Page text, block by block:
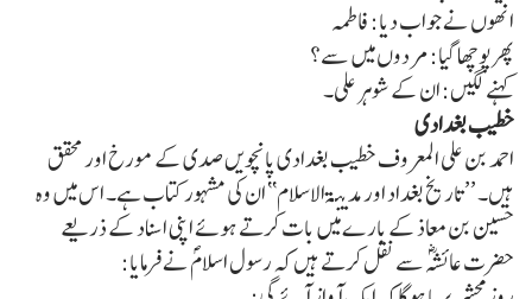
انھوں نے جواب دیا: فاطمہ
پھرپوچھا گیا: مردوں میں سے؟
کہنے لگیں: ان کے شوہر علی۔
خطیب بغدادی
احمد بن علی المعروف خطیب بغدادی پانچویں صدی کے مورخ اور محقق
ہیں۔ ’’تاریخ بغداد اور مدینۃ الاسلام‘‘ ان کی مشہور کتاب ہے۔ اس میں وہ
حسین بن معاذ کے بارے میں بات کرتے ہوئے اپنی اسناد کے ذریعے
حضرت عائشہؓ سے نقل کرتے ہیں کہ رسول اسلامؐ نے فرمایا: